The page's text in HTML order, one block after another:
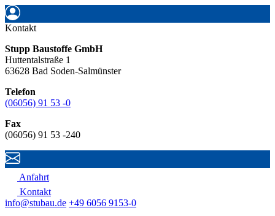
Kontakt
Stupp Baustoffe GmbH
Huttentalstraße 1
63628 Bad Soden-Salmünster
Telefon
(06056) 91 53 -0
Fax
(06056) 91 53 -240
Anfahrt
Kontakt
info@stubau.de +49 6056 9153-0